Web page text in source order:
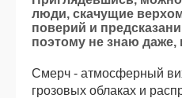
люди, скачущие
поверий и
поэтому не знаю даже,
Смерч - атмосферный
грозовых облаках и